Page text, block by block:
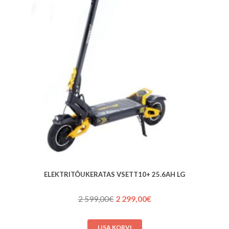
ELEKTRITÕUKERATAS VSETT10+ 25.6AH LG
2 599,00€ Algne
oli:
2 299,00€Praegune
LISA KORVI